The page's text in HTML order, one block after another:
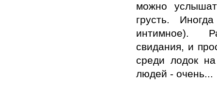
можно
грусть.
интимное).
свидания, и
среди лодок
людей - очень...